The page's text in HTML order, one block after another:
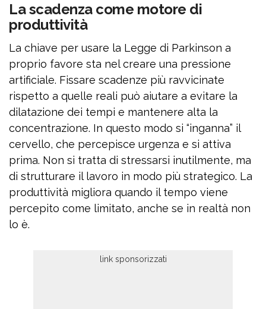
La scadenza come motore di
produttività
La chiave per usare la Legge di Parkinson a
proprio favore sta nel creare una pressione
artificiale. Fissare scadenze più ravvicinate
rispetto a quelle reali può aiutare a evitare la
dilatazione dei tempi e mantenere alta la
concentrazione. In questo modo si “inganna” il
cervello, che percepisce urgenza e si attiva
prima. Non si tratta di stressarsi inutilmente, ma
di strutturare il lavoro in modo più strategico. La
produttività migliora quando il tempo viene
percepito come limitato, anche se in realtà non
lo è.